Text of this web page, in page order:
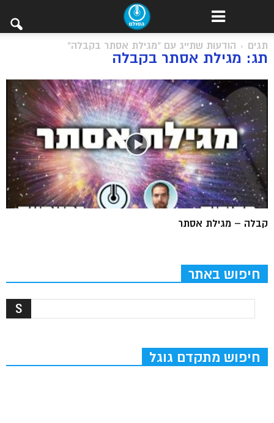
תגים הודעות שתייג עם "מגילת אסתר בקבלה"
תג: מגילת אסתר בקבלה
קבלה – מגילת אסתר
חיפוש באתר
חיפוש מתקדם גוגל